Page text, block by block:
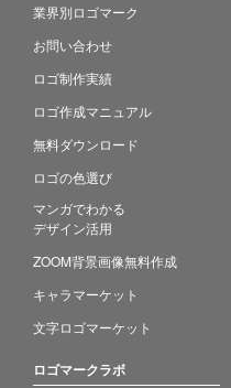
業界別ロゴマーク
お問い合わせ
ロゴ制作実績
ロゴ作成マニュアル
無料ダウンロード
ロゴの色選び
マンガでわかる
デザイン活用
ZOOM背景画像無料作成
キャラマーケット
文字ロゴマーケット
ロゴマークラボ